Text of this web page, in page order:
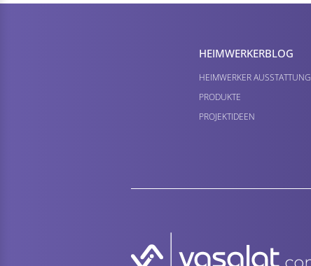
HEIMWERKER­BLOG
HEIMWERKER AUSSTATTUNG
PRODUKTE
PROJEKTIDEEN